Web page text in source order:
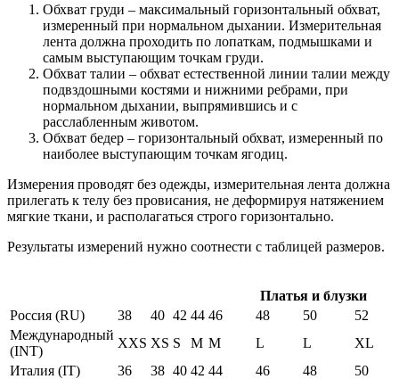
Обхват груди – максимальный горизонтальный обхват,
измеренный при нормальном дыхании. Измерительная
лента должна проходить по лопаткам, подмышками и
самым выступающим точкам груди.
Обхват талии – обхват естественной линии талии между
подвздошными костями и нижними ребрами, при
нормальном дыхании, выпрямившись и с
расслабленным животом.
Обхват бедер – горизонтальный обхват, измеренный по
наиболее выступающим точкам ягодиц.
Измерения проводят без одежды, измерительная лента должна
прилегать к телу без провисания, не деформируя натяжением
мягкие ткани, и располагаться строго горизонтально.
Результаты измерений нужно соотнести с таблицей размеров.
Платья и блузки
Россия (RU)
38 40 42 44 46 48 50
52
Международный
(INT)
XXS XS S M M L L
XL
Италия (IT)
36 38 40 42 44 46 48
50